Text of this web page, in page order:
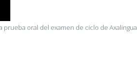
prueba oral del examen de ciclo de Axalingua